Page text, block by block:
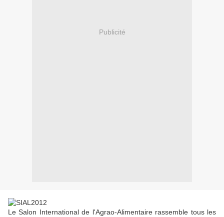
Publicité
Le Salon International de l'Agrao-Alimentaire rassemble tous les